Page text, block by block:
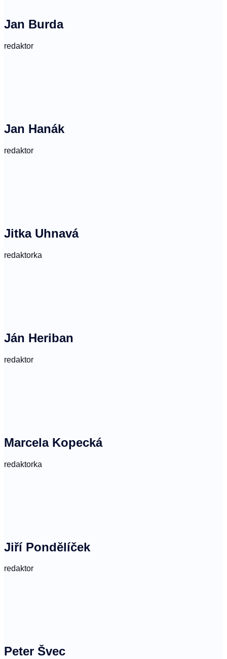
Jan Burda
redaktor
Jan Hanák
redaktor
Jitka Uhnavá
redaktorka
Ján Heriban
redaktor
Marcela Kopecká
redaktorka
Jiří Pondělíček
redaktor
Peter Švec